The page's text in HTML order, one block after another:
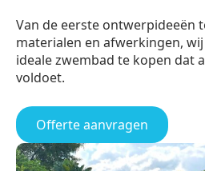
Van de eerste ontwerpideeën
materialen en afwerkingen,
ideale zwembad te kopen dat
voldoet.
Offerte aanvragen